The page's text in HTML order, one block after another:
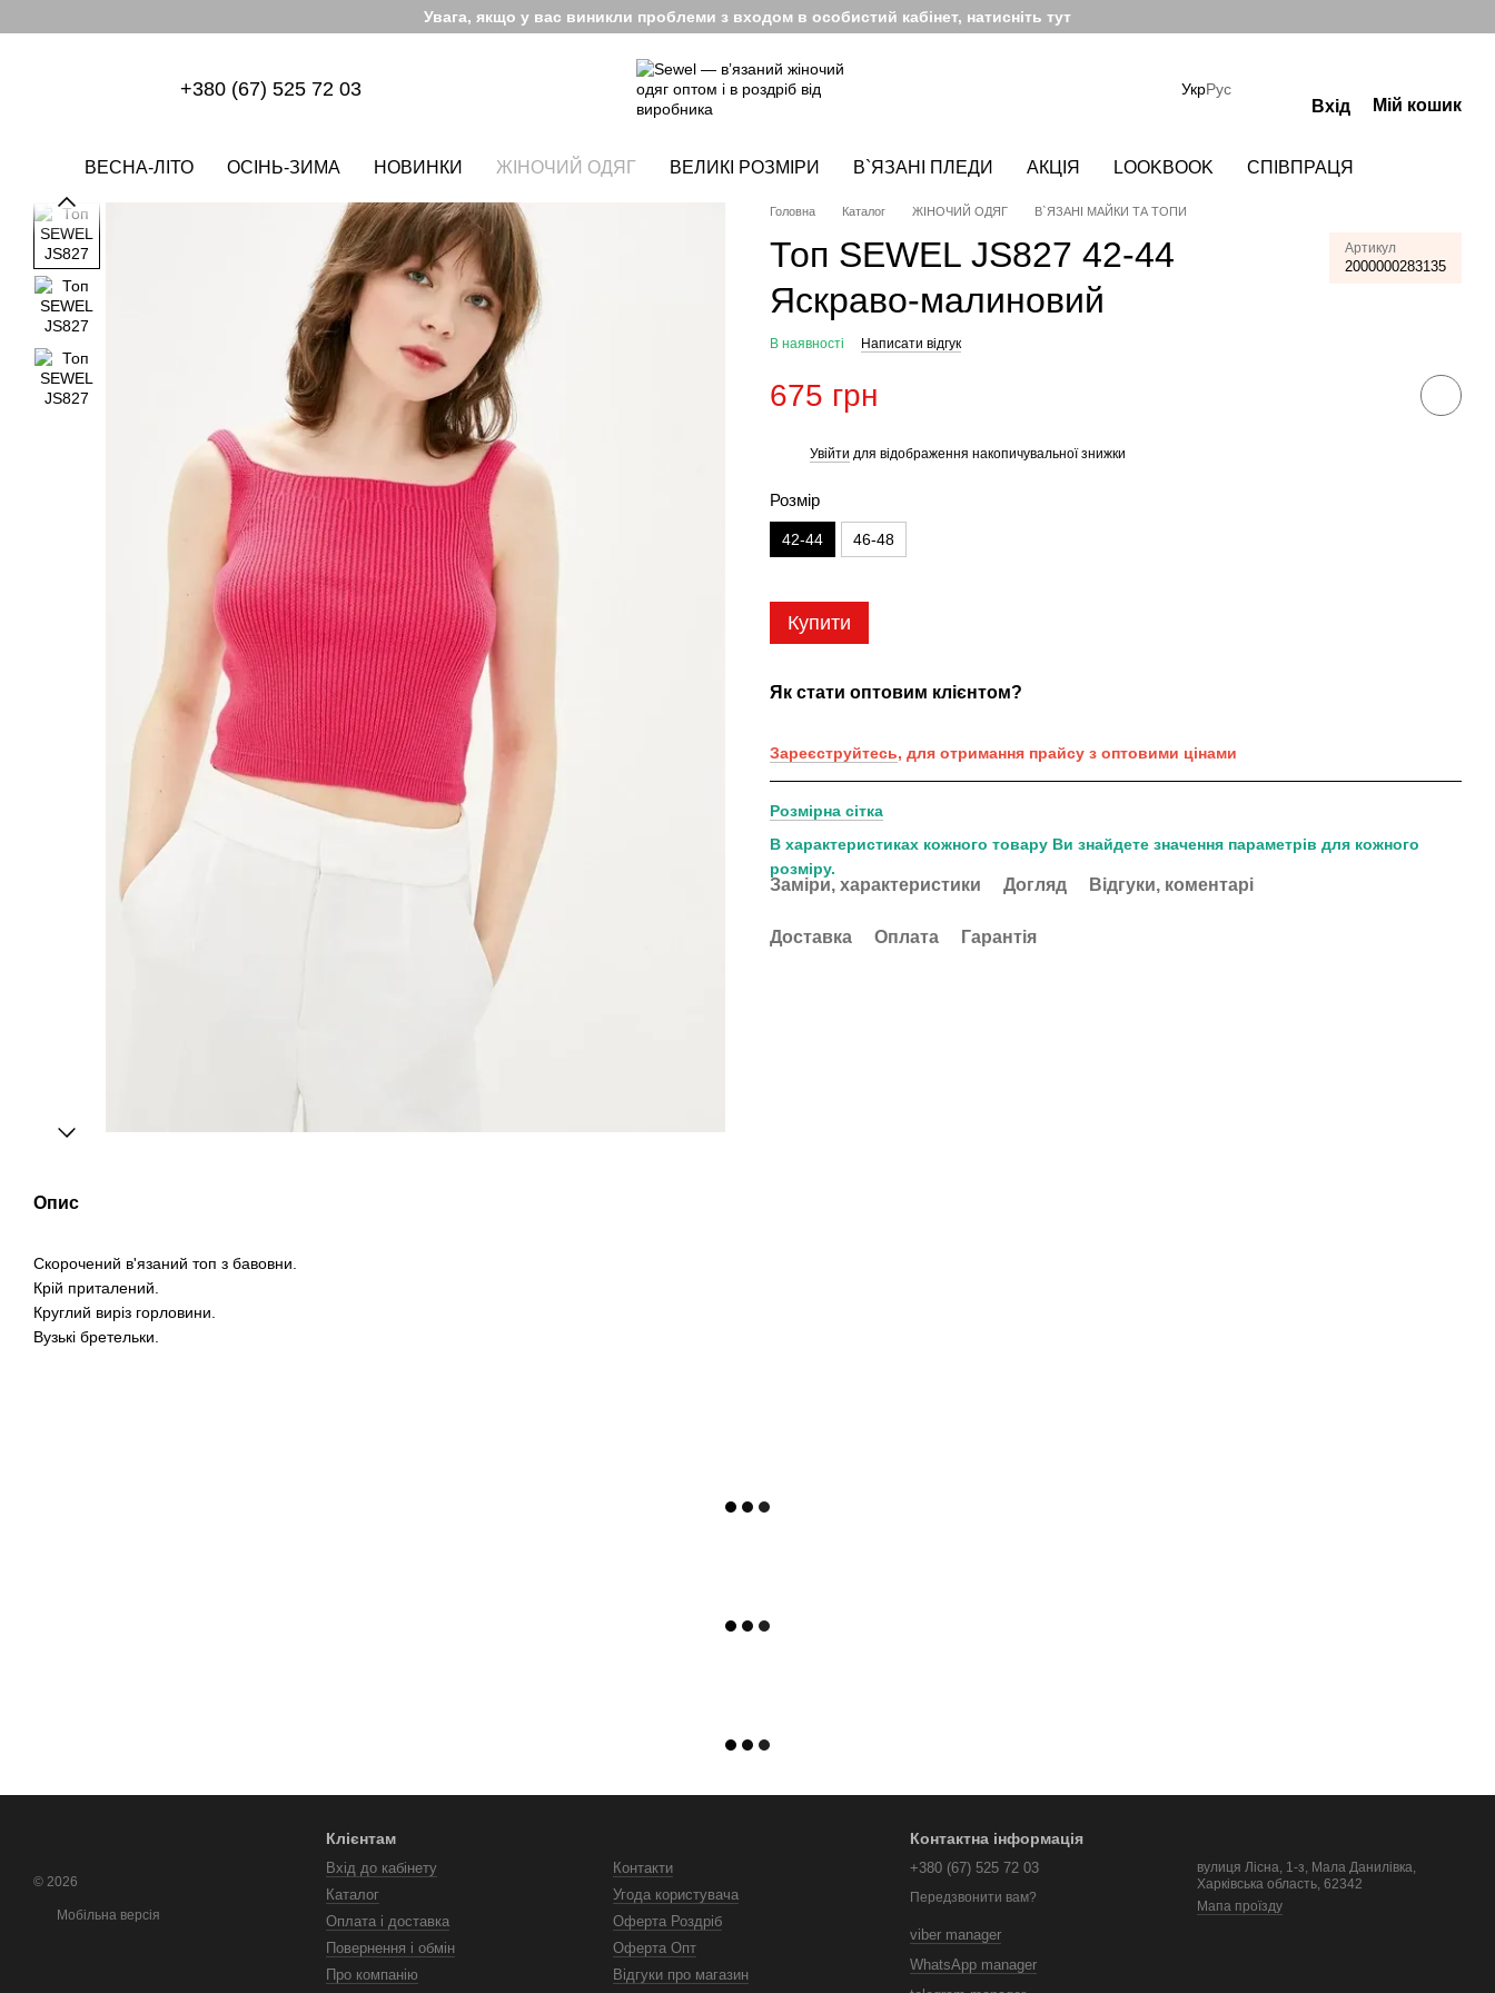
Увага, якщо у вас виникли проблеми з входом в особистий кабінет, натисніть тут
+380 (67) 525 72 03 УкрРус
Вхід Мій кошик
ВЕСНА-ЛІТО ОСІНЬ-ЗИМА НОВИНКИ ЖІНОЧИЙ ОДЯГ ВЕЛИКІ РОЗМІРИ В`ЯЗАНІ ПЛЕДИ АКЦІЯ LOOKBOOK СПІВПРАЦЯ
Опис
Скорочений в'язаний топ з бавовни.
Крій приталений.
Круглий виріз горловини.
Вузькі бретельки.
Головна Каталог ЖІНОЧИЙ ОДЯГ В`ЯЗАНІ МАЙКИ ТА ТОПИ
Топ SEWEL JS827 42-44
Яскраво-малиновий
Артикул
2000000283135
В наявності Написати відгук
675 грн
Увійти для відображення накопичувальної знижки
Розмір
42-44 46-48
Купити
Як стати оптовим клієнтом?
Зареєструйтесь, для отримання прайсу з оптовими цінами
Розмірна сітка
В характеристиках кожного товару Ви знайдете значення параметрів для кожного
розміру.
Заміри, характеристики Догляд Відгуки, коментарі
Доставка Оплата Гарантія
© 2026
Мобільна версія
Клієнтам
Вхід до кабінету
Каталог
Оплата і доставка
Повернення і обмін
Про компанію
Контакти
Угода користувача
Оферта Роздріб
Оферта Опт
Відгуки про магазин
Контактна інформація
+380 (67) 525 72 03
Передзвонити вам?
viber manager
WhatsApp manager
вулиця Лісна, 1-з, Мала Данилівка,
Харківська область, 62342
Мапа проїзду